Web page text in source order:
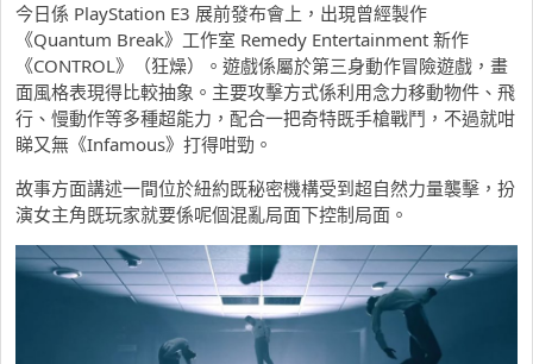
今日係 PlayStation E3 展前發布會上，出現曾經製作
《Quantum Break》工作室 Remedy Entertainment 新作
《CONTROL》（狂燥）。遊戲係屬於第三身動作冒險遊戲，畫
面風格表現得比較抽象。主要攻擊方式係利用念力移動物件、飛
行、慢動作等多種超能力，配合一把奇特既手槍戰鬥，不過就咁
睇又無《Infamous》打得咁勁。
故事方面講述一間位於紐約既秘密機構受到超自然力量襲擊，扮
演女主角既玩家就要係呢個混亂局面下控制局面。